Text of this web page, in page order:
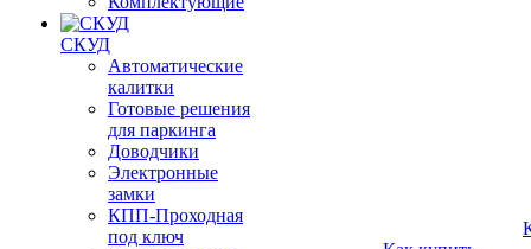
СКУД
Автоматические
калитки
Готовые решения
для паркинга
Доводчики
Электронные
замки
КПП-Проходная
под ключ